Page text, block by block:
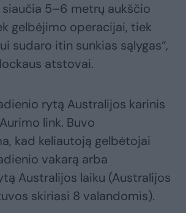
5–6 metrų aukščio
gelbėjimo operacijai, tiek
sudaro itin sunkias sąlygas“,
atstovai.
rytą Australijos karinis
link. Buvo
kad keliautoją gelbėtojai
vakarą arba
Australijos laiku (Australijos
skiriasi 8 valandomis).